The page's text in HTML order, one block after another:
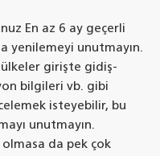
En az 6 ay geçerli
yenilemeyi unutmayın.
ülkeler girişte gidiş-
bilgileri vb. gibi
isteyebilir, bu
unutmayın.
da pek çok